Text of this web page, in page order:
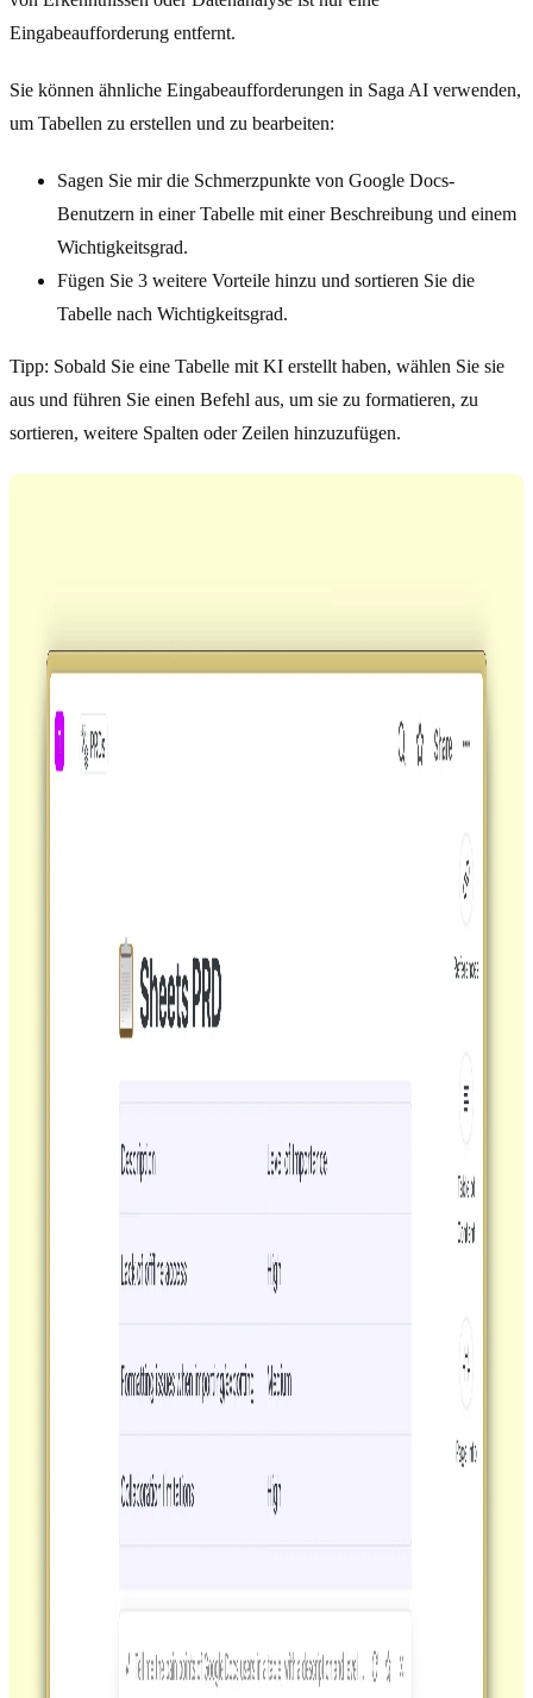
Eingabeaufforderung entfernt.
Sie können ähnliche Eingabeaufforderungen in Saga AI verwenden,
um Tabellen zu erstellen und zu bearbeiten:
Sagen Sie mir die Schmerzpunkte von Google Docs-
Benutzern in einer Tabelle mit einer Beschreibung und einem
Wichtigkeitsgrad.
Fügen Sie 3 weitere Vorteile hinzu und sortieren Sie die
Tabelle nach Wichtigkeitsgrad.
Tipp: Sobald Sie eine Tabelle mit KI erstellt haben, wählen Sie sie
aus und führen Sie einen Befehl aus, um sie zu formatieren, zu
sortieren, weitere Spalten oder Zeilen hinzuzufügen.